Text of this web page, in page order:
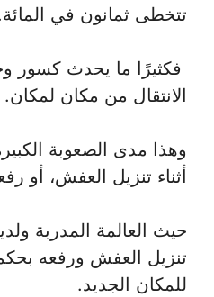
تتخطى ثمانون في
فكثيرًا ما يحدث كسور
الانتقال من مكان لمكان.
وهذا مدى الصعوبة
أثناء تنزيل العفش، أو
حيث العالمة المدربة
تنزيل العفش ورفعه
للمكان الجديد.